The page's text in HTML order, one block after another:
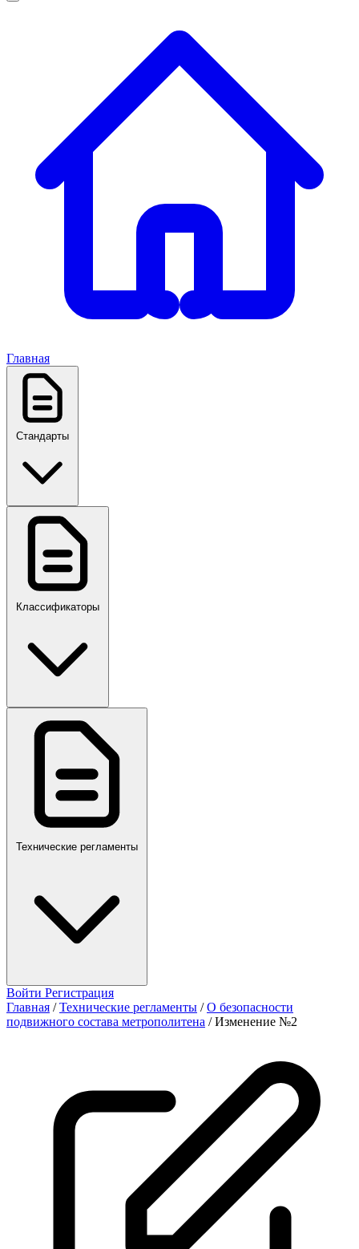
Главная
Стандарты
ГОСТ, ГОСТ Р, ПНСТ
ПР,Р,ПМГ,РМГ
Классификаторы
Технические регламенты
Войти Регистрация
Главная / Технические регламенты / О безопасности
подвижного состава метрополитена / Изменение №2